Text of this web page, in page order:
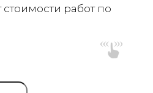
стоимости работ по